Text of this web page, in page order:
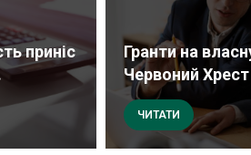
приніс
Гранти на
Червоний
ЧИТАТИ